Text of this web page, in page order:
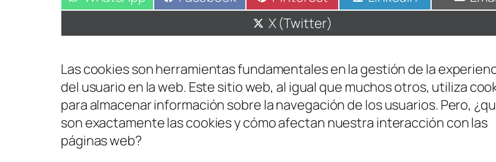
en en en en en
Compartir
en
X (Twitter)
Las cookies son herramientas fundamentales en la gestión de la
del usuario en la web. Este sitio web, al igual que muchos otros, utiliza
para almacenar información sobre la navegación de los usuarios. Pero,
son exactamente las cookies y cómo afectan nuestra interacción con las
páginas web?